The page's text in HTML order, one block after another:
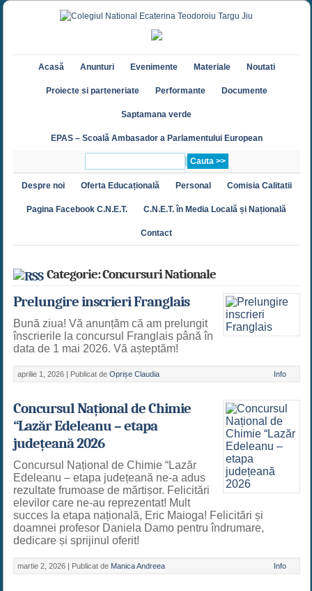
Acasă Anunturi Evenimente Materiale Noutati
Proiecte si parteneriate Performante Documente
Saptamana verde
EPAS – Scoală Ambasador a Parlamentului European
Despre noi Oferta Educațională Personal Comisia Calitatii
Pagina Facebook C.N.E.T. C.N.E.T. în Media Locală și Națională
Contact
Categorie: Concursuri Nationale
Prelungire inscrieri Franglais
Bună ziua! Vă anunțăm că am prelungit
înscrierile la concursul Franglais până în
data de 1 mai 2026. Vă așteptăm!
aprilie 1, 2026 | Publicat de Oprișe Claudia Info
Concursul Național de Chimie
“Lazăr Edeleanu – etapa
județeană 2026
Concursul Național de Chimie “Lazăr
Edeleanu – etapa județeană ne-a adus
rezultate frumoase de mărtișor. Felicitări
elevilor care ne-au reprezentat! Mult
succes la etapa națională, Eric Maioga! Felicitări și
doamnei profesor Daniela Damo pentru îndrumare,
dedicare și sprijinul oferit!
martie 2, 2026 | Publicat de Manica Andreea Info